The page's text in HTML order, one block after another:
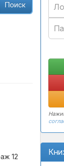
Поиск
12